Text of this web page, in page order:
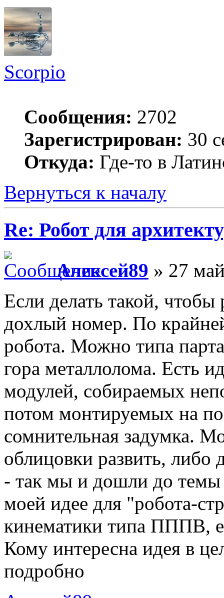
Scorpio
Сообщения: 2702
Зарегистрирован: 30
Откуда: Где-то в
Вернуться к началу
Re: Робот для
Алексей89 » 27
Если делать такой, чтобы
дохлый номер. По
робота. Можно типа
гора металлолома. Есть
модулей, собираемых
потом монтируемых на
сомнительная задумка.
облицовки развить, либо
- так мы и дошли до темы
моей идее для "робота-
кинематики типа ПППВ,
Кому интересна идея в
подробно